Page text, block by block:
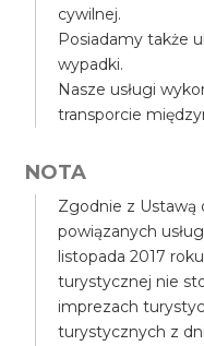
cywilnej.
Posiadamy także
wypadki.
Nasze usługi
transporcie
NOTA
Zgodnie z Ustawą
powiązanych
listopada 2017
turystycznej nie
imprezach
turystycznych z